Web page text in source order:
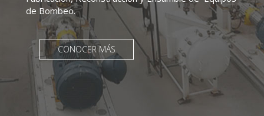
de Bombeo.
CONOCER MÁS